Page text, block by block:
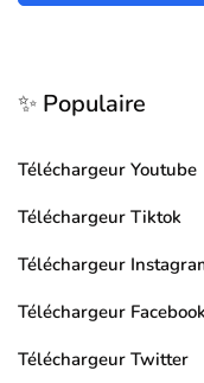
✨ Populaire
Téléchargeur Youtube
Téléchargeur Tiktok
Téléchargeur
Téléchargeur
Téléchargeur Twitter